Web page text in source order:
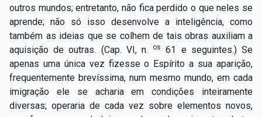
outros mundos; entretanto, não fica perdido o que neles se
aprende; não só isso desenvolve a inteligência, como
também as ideias que se colhem de tais obras auxiliam a
aquisição de outras. (Cap. VI, n.
os
61 e seguintes.) Se
apenas uma única vez fizesse o Espírito a sua aparição,
frequentemente brevíssima, num mesmo mundo, em cada
imigração ele se acharia em condições inteiramente
diversas; operaria de cada vez sobre elementos novos,